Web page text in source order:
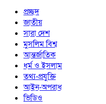
প্রচ্ছদ
জাতীয়
সারা দেশ
মুসলিম বিশ্ব
আন্তর্জাতিক
ধর্ম ও ইসলাম
তথ্য-প্রযুক্তি
আইন-অপরাধ
ভিডিও